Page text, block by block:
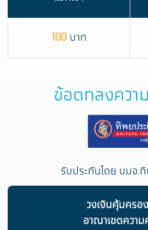
100 บาท
ข้อตกลงควา
รับประกันโดย บมจ.
วงเงินคุ้มครอ
อาณาเขตควา